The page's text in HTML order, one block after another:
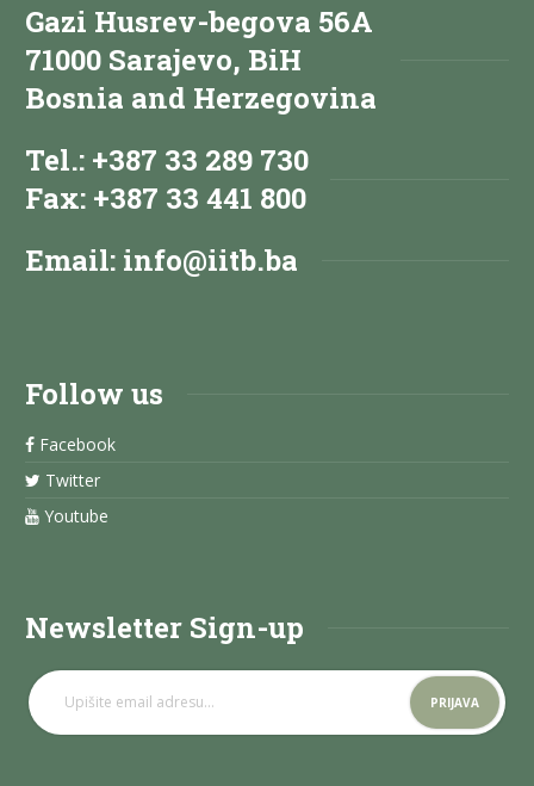
Gazi Husrev-begova 56A
71000 Sarajevo, BiH
Bosnia and Herzegovina
Tel.: +387 33 289 730
Fax: +387 33 441 800
Email: info@iitb.ba
Follow us
Facebook
Twitter
Youtube
Newsletter Sign-up